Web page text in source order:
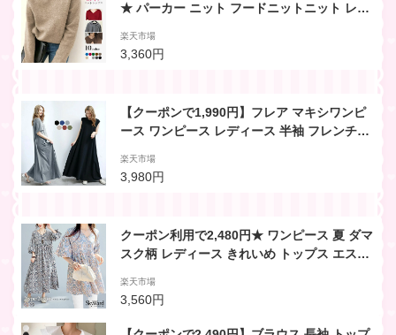
★ パーカー ニット フードニットニット レデ
ったり Tシャツ トップス セーター プルオー
バー シルキータッチ カシミアタッチ 長袖 チ
楽天市場
3,360円
【クーポンで1,990円】フレア マキシワンピ
ース ワンピース レディース 半袖 フレンチス
ワンピ 可愛い おしゃれ 大人可愛い 上品 カジ
ュアル ナチュラル 春夏 韓国ファッション
楽天市場
3,980円
クーポン利用で2,480円★ ワンピース 夏 ダマ
スク柄 レディース きれいめ トップス エスニ
袖 Vネック ロング丈 ふんわり カジュアル 可
愛い おしゃれ 韓国ファッション
楽天市場
3,560円